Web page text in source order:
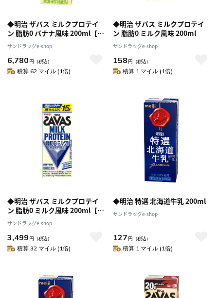
◆明治 ザバス ミルクプロテイ
ン 脂肪0 バナナ風味 200ml【48
本セット】
サンドラッグe-shop
6,780 円 （税込）
積算 62 マイル (1倍)
◆明治 ザバス ミルクプロテイ
ン 脂肪0 ミルク風味 200ml
サンドラッグe-shop
158 円 （税込）
積算 1 マイル (1倍)
◆明治 ザバス ミルクプロテイ
ン 脂肪0 ミルク風味 200ml【24
本セット】
サンドラッグe-shop
3,499 円 （税込）
積算 32 マイル (1倍)
◆明治 特選 北海道牛乳 200ml
サンドラッグe-shop
127 円 （税込）
積算 1 マイル (1倍)